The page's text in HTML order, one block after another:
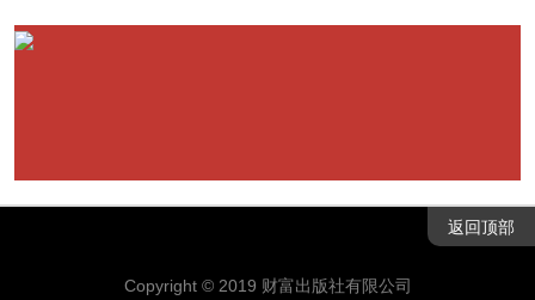
返回顶部
Copyright © 2019 财富出版社有限公司